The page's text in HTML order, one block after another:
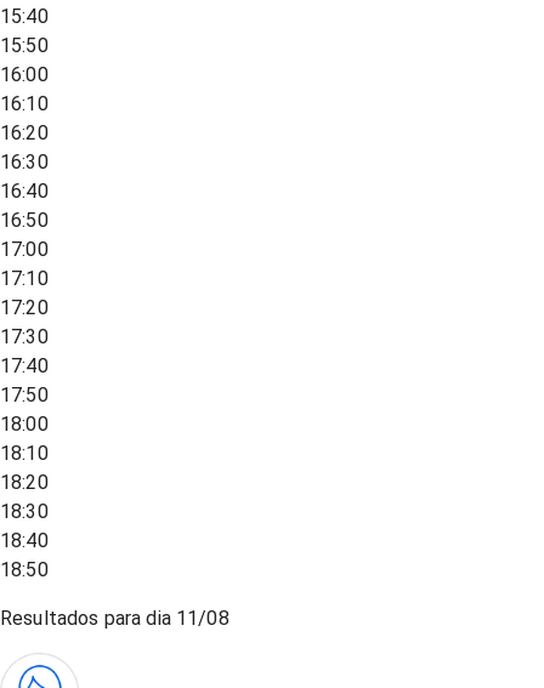
15:40
15:50
16:00
16:10
16:20
16:30
16:40
16:50
17:00
17:10
17:20
17:30
17:40
17:50
18:00
18:10
18:20
18:30
18:40
18:50
Resultados para dia 11/08